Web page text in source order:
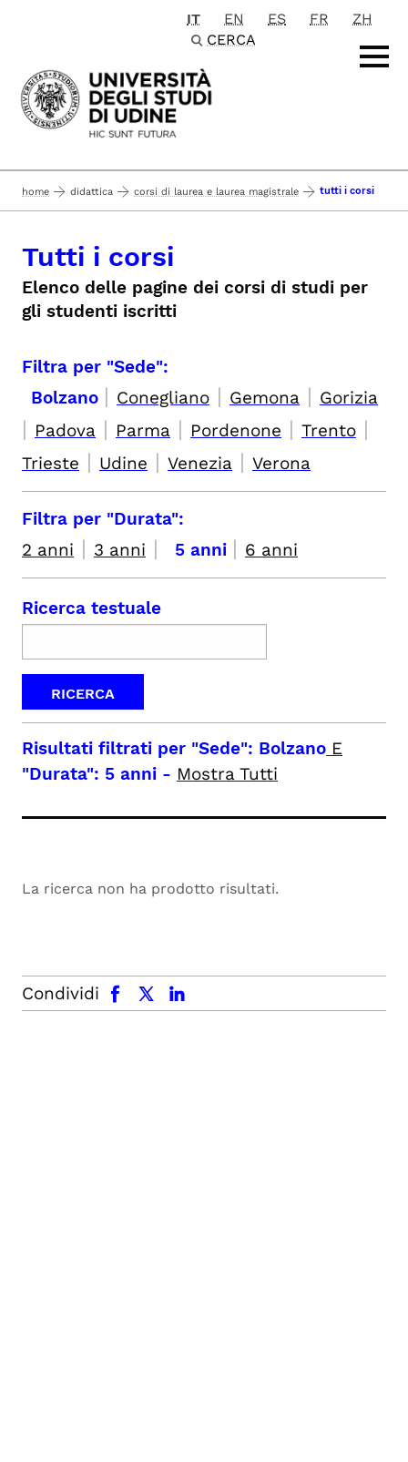
Passa al contenuto principale
IT EN ES FR
ZH
CERCA
home didattica corsi di laurea e laurea magistrale tutti i corsi
Tutti i corsi
Elenco delle pagine dei corsi di studi per
gli studenti iscritti
Filtra per "Sede":
Bolzano | Conegliano | Gemona | Gorizia
| Padova | Parma | Pordenone | Trento |
Trieste | Udine | Venezia | Verona
Filtra per "Durata":
2 anni | 3 anni | 5 anni | 6 anni
Ricerca testuale
Risultati filtrati per "Sede": Bolzano E
"Durata": 5 anni - Mostra Tutti
La ricerca non ha prodotto risultati.
Condividi
facebook x.com linkedin